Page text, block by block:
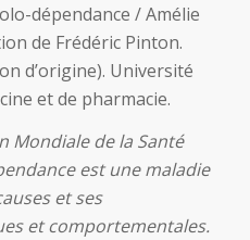
dépendance / Amélie
de Frédéric Pinton.
d’origine). Université
et de pharmacie.
Mondiale de la Santé
est une maladie
et ses
et comportementales.